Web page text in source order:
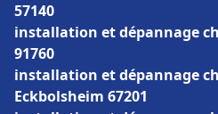
57140
installation et dépannage
91760
installation et dépannage
Eckbolsheim 67201